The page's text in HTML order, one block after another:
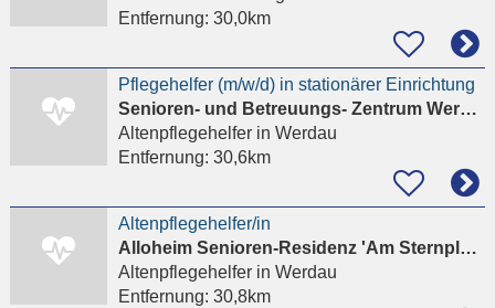
Entfernung: 30,0km
Pflegehelfer (m/w/d) in stationärer Einrichtung
Senioren- und Betreuungs- Zentrum Werdau GmbH & Co.
Altenpflegehelferin Werdau
Entfernung: 30,6km
Altenpflegehelfer/in
Alloheim Senioren-Residenz 'Am Sternplatz'
Altenpflegehelferin Werdau
Entfernung: 30,8km